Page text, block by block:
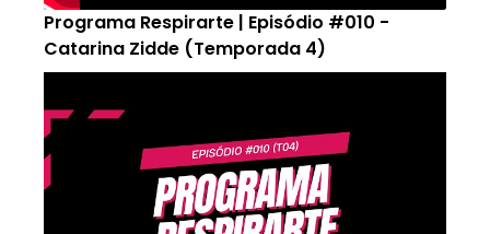
Programa Respirarte | Episódio #010 -
Catarina Zidde (Temporada 4)